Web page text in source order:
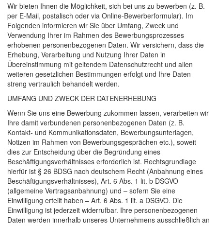
Wir bieten Ihnen die Möglichkeit, sich bei uns zu bewerben (z. B.
per E-Mail, postalisch oder via Online-Bewerberformular). Im
Folgenden informieren wir Sie über Umfang, Zweck und
Verwendung Ihrer im Rahmen des Bewerbungsprozesses
erhobenen personenbezogenen Daten. Wir versichern, dass die
Erhebung, Verarbeitung und Nutzung Ihrer Daten in
Übereinstimmung mit geltendem Datenschutzrecht und allen
weiteren gesetzlichen Bestimmungen erfolgt und Ihre Daten
streng vertraulich behandelt werden.
UMFANG UND ZWECK DER DATENERHEBUNG
Wenn Sie uns eine Bewerbung zukommen lassen, verarbeiten wir
Ihre damit verbundenen personenbezogenen Daten (z. B.
Kontakt- und Kommunikationsdaten, Bewerbungsunterlagen,
Notizen im Rahmen von Bewerbungsgesprächen etc.), soweit
dies zur Entscheidung über die Begründung eines
Beschäftigungsverhältnisses erforderlich ist. Rechtsgrundlage
hierfür ist § 26 BDSG nach deutschem Recht (Anbahnung eines
Beschäftigungsverhältnisses), Art. 6 Abs. 1 lit. b DSGVO
(allgemeine Vertragsanbahnung) und – sofern Sie eine
Einwilligung erteilt haben – Art. 6 Abs. 1 lit. a DSGVO. Die
Einwilligung ist jederzeit widerrufbar. Ihre personenbezogenen
Daten werden innerhalb unseres Unternehmens ausschließlich an